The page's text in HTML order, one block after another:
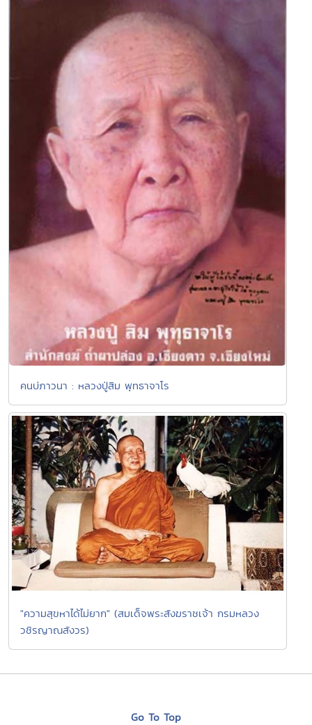
คนบ่ภาวนา : หลวงปู่สิม พุทธาจาโร
"ความสุขหาได้ไม่ยาก" (สมเด็จพระสังฆราชเจ้า กรมหลวง
วชิรญาณสังวร)
Go To Top